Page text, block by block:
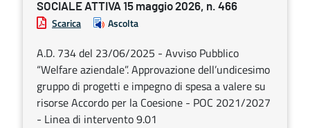
SOCIALE ATTIVA 15 maggio 2026, n. 466
Scarica Ascolta
A.D. 734 del 23/06/2025 - Avviso Pubblico
“Welfare aziendale”. Approvazione dell’undicesimo
gruppo di progetti e impegno di spesa a valere su
risorse Accordo per la Coesione - POC 2021/2027
- Linea di intervento 9.01